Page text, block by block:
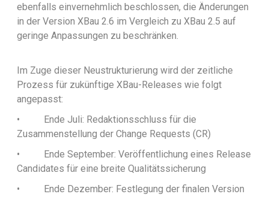
ebenfalls einvernehmlich beschlossen, die Änderungen
in der Version XBau 2.6 im Vergleich zu XBau 2.5 auf
geringe Anpassungen zu beschränken.
Im Zuge dieser Neustrukturierung wird der zeitliche
Prozess für zukünftige XBau-Releases wie folgt
angepasst:
•
Ende Juli: Redaktionsschluss für die
Zusammenstellung der Change Requests (CR)
•
Ende September: Veröffentlichung eines Release
Candidates für eine breite Qualitätssicherung
•
Ende Dezember: Festlegung der finalen Version